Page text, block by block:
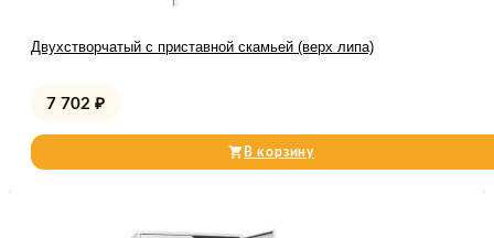
Двухстворчатый с приставной скамьей (верх липа)
7 702 ₽
В корзину